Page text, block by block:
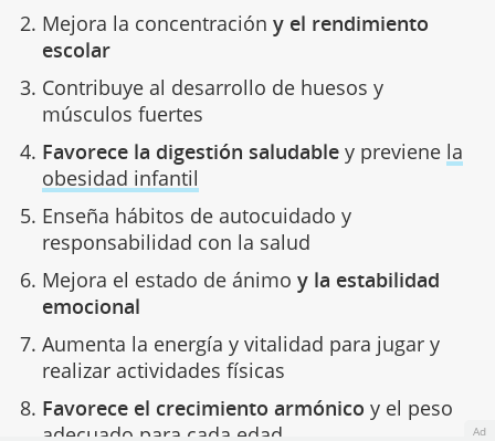
Mejora la concentración y el rendimiento
escolar
Contribuye al desarrollo de huesos y
músculos fuertes
Favorece la digestión saludabley previene la
obesidad infantil
Enseña hábitos de autocuidado y
responsabilidad con la salud
Mejora el estado de ánimo y la estabilidad
emocional
Aumenta la energía y vitalidad para jugar y
realizar actividades físicas
Favorece el crecimiento armónico y el peso
adecuado para cada edad
Ad